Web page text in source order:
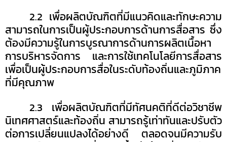
2.2 เพื่อผลิตบัณฑิตที่มีแนวคิดและทักษะความ
สามารถในการเป็นผู้ประกอบการด้านการสื่อสาร ซึ่ง
ต้องมีความรู้ในการบูรณาการด้านการผลิตเนื้อหา
การบริหารจัดการ และการใช้เทคโนโลยีการสื่อสาร
เพื่อเป็นผู้ประกอบการสื่อในระดับท้องถิ่นและภูมิภาค
ที่มีคุณภาพ
2.3 เพื่อผลิตบัณฑิตที่มีทัศนคติที่ดีต่อวิชาชีพ
นิเทศศาสตร์และท้องถิ่น สามารถรู้เท่าทันและปรับตัว
ต่อการเปลี่ยนแปลงได้อย่างดี ตลอดจนมีความรับ